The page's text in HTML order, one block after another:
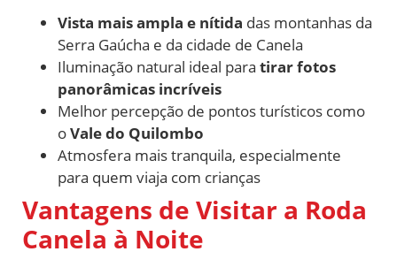
Vista mais ampla e nítida das montanhas da
Serra Gaúcha e da cidade de Canela
Iluminação natural ideal para tirar fotos
panorâmicas incríveis
Melhor percepção de pontos turísticos como
oVale do Quilombo
Atmosfera mais tranquila, especialmente
para quem viaja com crianças
Vantagens de Visitar a Roda
Canela à Noite